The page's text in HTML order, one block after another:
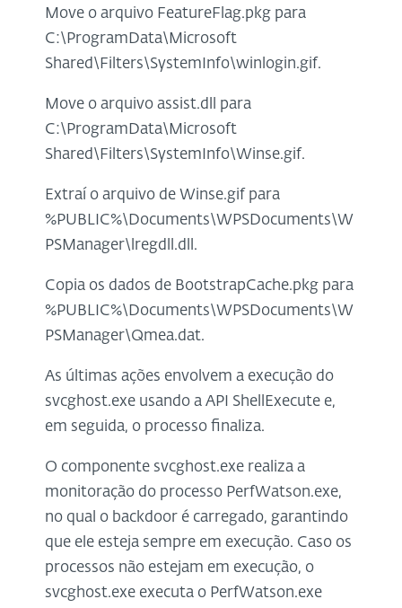
Move o arquivo FeatureFlag.pkg para
C:\ProgramData\Microsoft
Shared\Filters\SystemInfo\winlogin.gif.
Move o arquivo assist.dll para
C:\ProgramData\Microsoft
Shared\Filters\SystemInfo\Winse.gif.
Extraí o arquivo de Winse.gif para
%PUBLIC%\Documents\WPSDocuments\W
PSManager\lregdll.dll.
Copia os dados de BootstrapCache.pkg para
%PUBLIC%\Documents\WPSDocuments\W
PSManager\Qmea.dat.
As últimas ações envolvem a execução do
svcghost.exe usando a API ShellExecute e,
em seguida, o processo finaliza.
O componente svcghost.exe realiza a
monitoração do processo PerfWatson.exe,
no qual o backdoor é carregado, garantindo
que ele esteja sempre em execução. Caso os
processos não estejam em execução, o
svcghost.exe executa o PerfWatson.exe